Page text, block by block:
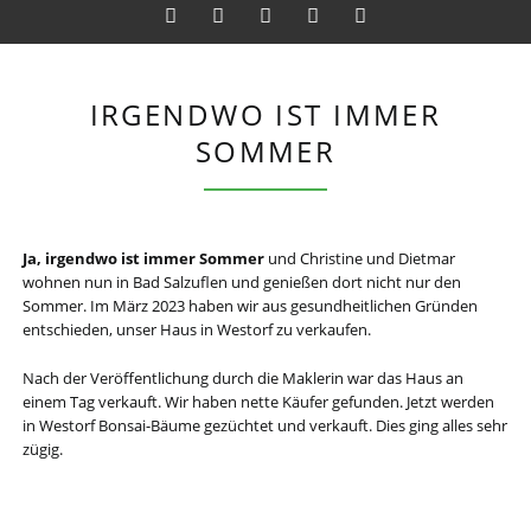
Feed
IRGENDWO IST IMMER
SOMMER
Ja, irgendwo ist immer Sommerund Christine und Dietmar
wohnen nun in Bad Salzuflen und genießen dort nicht nur den
Sommer. Im März 2023 haben wir aus gesundheitlichen Gründen
entschieden, unser Haus in Westorf zu verkaufen.
Nach der Veröffentlichung durch die Maklerin war das Haus an
einem Tag verkauft. Wir haben nette Käufer gefunden. Jetzt werden
in Westorf Bonsai-Bäume gezüchtet und verkauft. Dies ging alles sehr
zügig.